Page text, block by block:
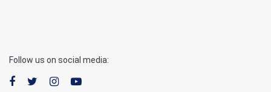
Follow us on social media: